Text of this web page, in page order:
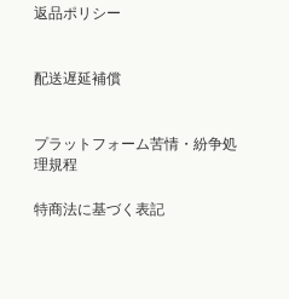
返品ポリシー
配送遅延補償
プラットフォーム苦情・紛争処
理規程
特商法に基づく表記